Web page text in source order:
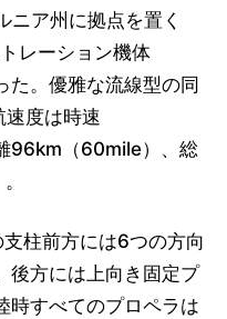
ア州に拠点を置く
レーション機体
た。優雅な流線型の同
度は時速
96km（60mile）、総
柱前方には6つの方向
後方には上向き固定プ
時すべてのプロペラは